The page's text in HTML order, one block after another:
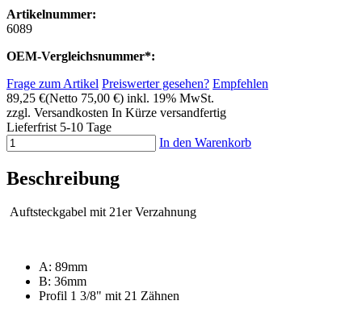
Artikelnummer:
6089
OEM-Vergleichsnummer*:
Frage zum Artikel Preiswerter gesehen? Empfehlen
89,25 €(Netto 75,00 €) inkl. 19% MwSt.
zzgl. Versandkosten In Kürze versandfertig
Lieferfrist 5-10 Tage
In den Warenkorb
Beschreibung
Auftsteckgabel mit 21er Verzahnung
A: 89mm
B: 36mm
Profil 1 3/8" mit 21 Zähnen